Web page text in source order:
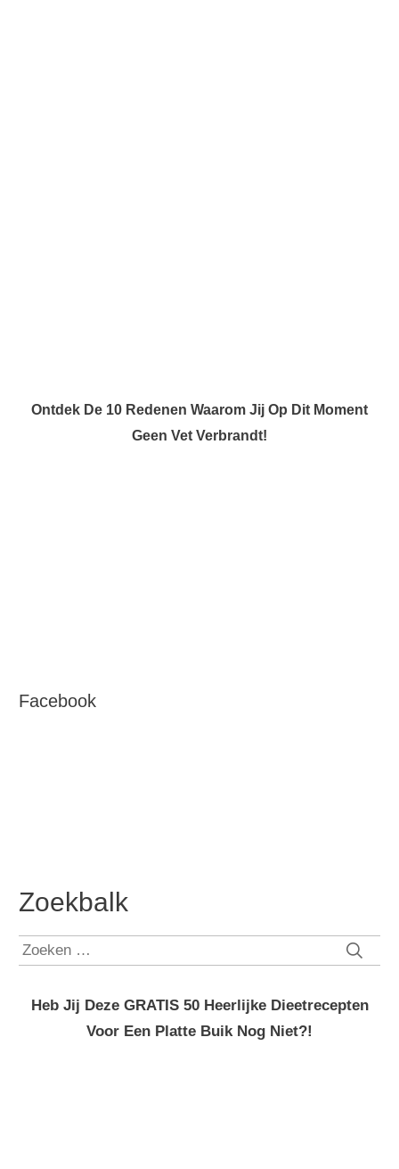
Ontdek De 10 Redenen Waarom Jij Op Dit Moment
Geen Vet Verbrandt!
Facebook
Zoekbalk
Zoeken
Heb Jij Deze GRATIS 50 Heerlijke Dieetrecepten
Voor Een Platte Buik Nog Niet?!